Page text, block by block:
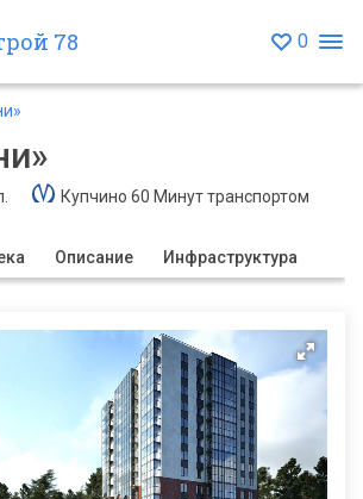
78 0
Купчино 60 Минут транспортом
Описание Инфраструктура